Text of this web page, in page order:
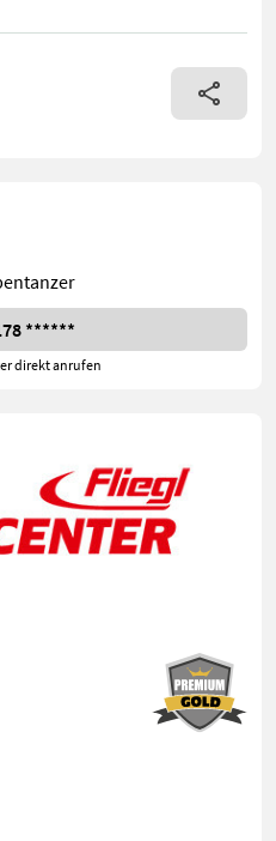
/ mit Euronormaufnahme
******
direkt anrufen